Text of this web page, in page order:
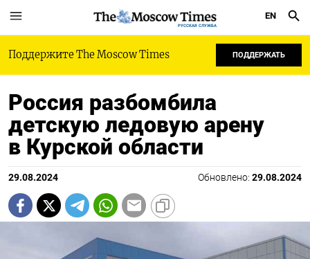
РУССКАЯ СЛУЖБА
EN
Поддержите The Moscow Times ПОДДЕРЖАТЬ
Россия разбомбила
детскую ледовую арену
в Курской области
29.08.2024 Обновлено: 29.08.2024